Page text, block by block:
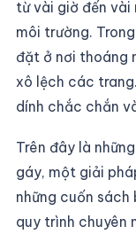
từ vài giờ đến vài
môi trường.
đặt ở nơi thoáng
xô lệch các
dính chắc chắn
Trên đây là
gáy, một giải
những cuốn
quy trình chuyên